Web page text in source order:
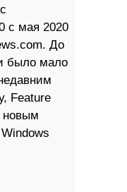
с мая 2020
До
было мало
Feature
новым